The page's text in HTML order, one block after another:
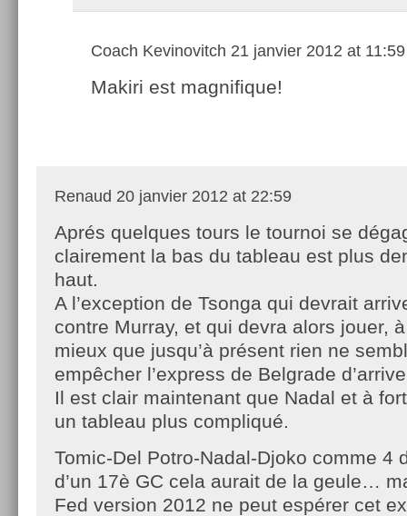
Coach Kevinovitch 21 janvier 2012 at 11:59
Makiri est magnifique!
Renaud 20 janvier 2012 at 22:59
Aprés quelques tours le tournoi se
clairement la bas du tableau est plus
haut.
A l’exception de Tsonga qui devrait
contre Murray, et qui devra alors jouer,
mieux que jusqu’à présent rien ne
empêcher l’express de Belgrade
Il est clair maintenant que Nadal et à
un tableau plus compliqué.
Tomic-Del Potro-Nadal-Djoko comme 4
d’un 17è GC cela aurait de la geule…
Fed version 2012 ne peut espérer cet